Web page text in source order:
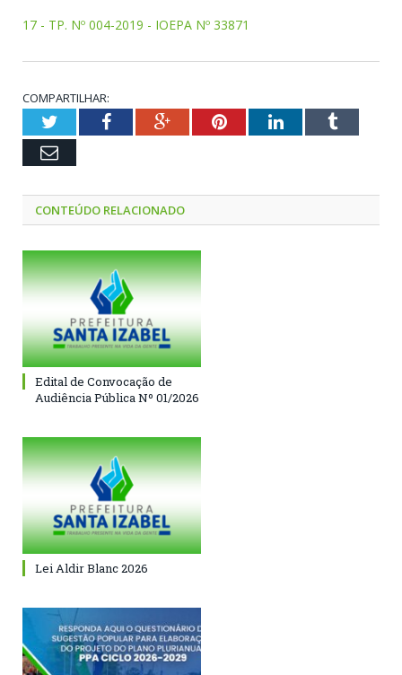
17 - TP. Nº 004-2019 - IOEPA Nº 33871
COMPARTILHAR:
TwitterFacebookGoogle+PinterestLinkedInTumblr
Email
CONTEÚDO RELACIONADO
Edital de Convocação de
Audiência Pública Nº 01/2026
Lei Aldir Blanc 2026